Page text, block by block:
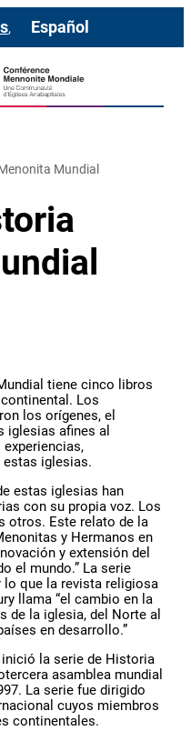
Español
Mundial
tiene cinco libros
Los
los orígenes, el
iglesias afines al
estas iglesias.
estas iglesias han
con su propia voz. Los
otros. Este relato de la
y Hermanos en
y extensión del
el mundo.” La serie
lo que la revista religiosa
llama “el cambio en la
de la iglesia, del Norte al
en desarrollo.”
la serie de Historia
asamblea mundial
La serie fue dirigido
cuyos miembros
continentales.